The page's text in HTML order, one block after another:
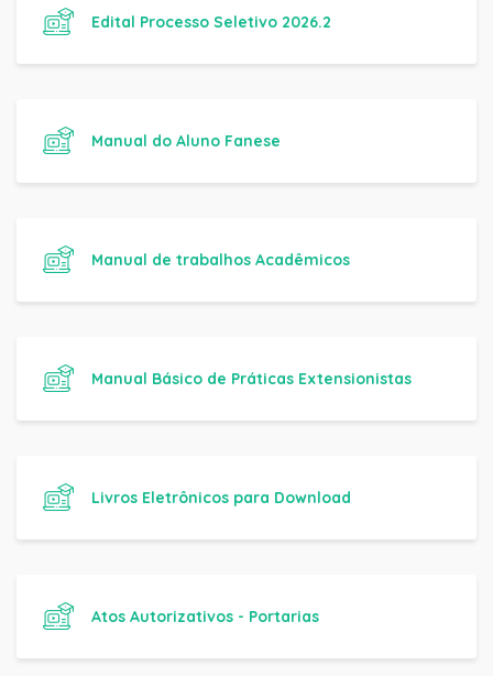
Edital Processo Seletivo 2026.2
Manual do Aluno Fanese
Manual de trabalhos Acadêmicos
Manual Básico de Práticas Extensionistas
Livros Eletrônicos para Download
Atos Autorizativos - Portarias